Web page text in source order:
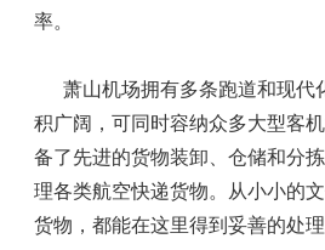
率。
萧山机场拥有多条跑道和现代
积广阔，可同时容纳众多大型客
备了先进的货物装卸、仓储和分
理各类航空快递货物。从小小的
货物，都能在这里得到妥善的处理